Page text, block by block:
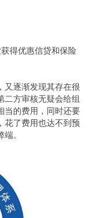
得优惠信贷和保险
又逐渐发现其存在很
二方审核无疑会给组
当的费用，同时还要
花了费用也达不到预
。